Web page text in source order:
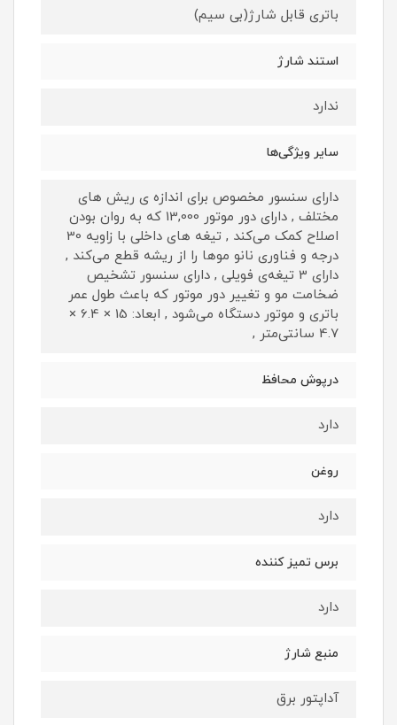
باتری قابل شارژ(بی سیم)
استند شارژ
ندارد
سایر ویژگی‌ها
دارای سنسور مخصوص برای اندازه ی ریش های
مختلف , دارای دور موتور 13,000 که به روان بودن
اصلاح کمک می‌کند , تیغه های داخلی با زاویه 30
درجه و فناوری نانو موها را از ریشه قطع می‌کند ,
دارای 3 تیغه‌ی فویلی , دارای سنسور تشخیص
ضخامت مو و تغییر دور موتور که باعث طول عمر
باتری و موتور دستگاه می‌شود , ابعاد: 15 × 6.4 ×
4.7 سانتی‌متر ,
درپوش محافظ
دارد
روغن
دارد
برس تمیز کننده
دارد
منبع شارژ
آداپتور برق